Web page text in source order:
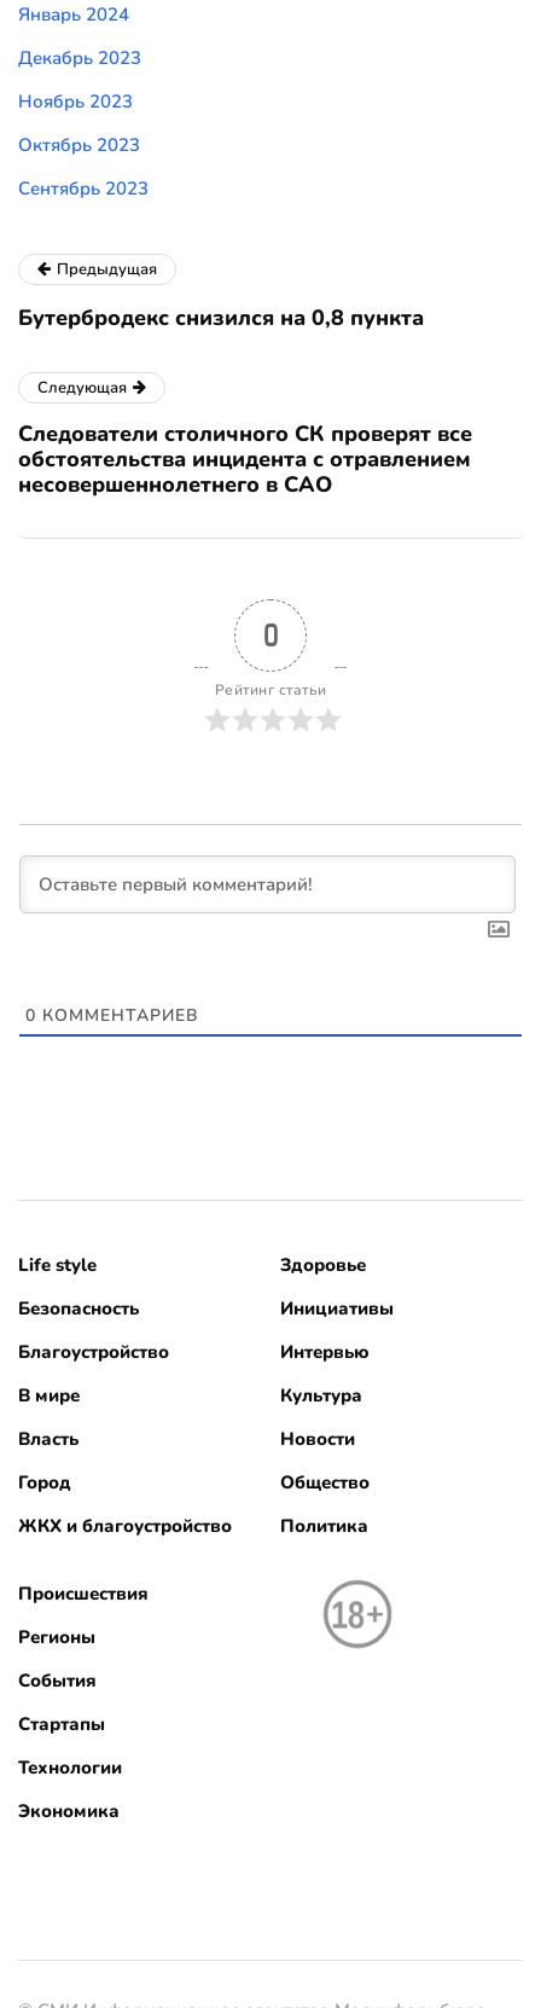
Январь 2024
Декабрь 2023
Ноябрь 2023
Октябрь 2023
Сентябрь 2023
Предыдущая
Бутербродекс снизился на 0,8 пункта
Следующая
Следователи столичного СК проверят все
обстоятельства инцидента с отравлением
несовершеннолетнего в САО
0
Рейтинг статьи
0 КОММЕНТАРИЕВ
Life style
Безопасность
Благоустройство
В мире
Власть
Город
ЖКХ и благоустройство
Здоровье
Инициативы
Интервью
Культура
Новости
Общество
Политика
Происшествия
Регионы
События
Стартапы
Технологии
Экономика